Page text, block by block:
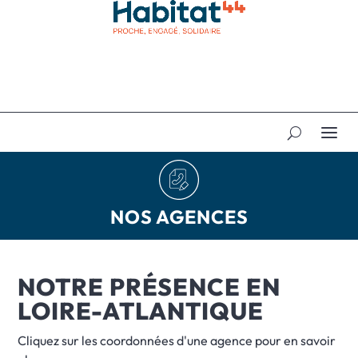
NOS AGENCES
NOTRE PRÉSENCE EN
LOIRE-ATLANTIQUE
Cliquez sur les coordonnées d'une agence pour en savoir